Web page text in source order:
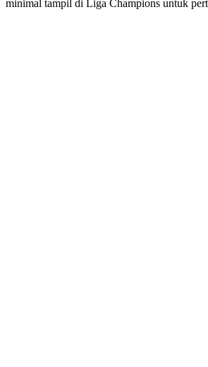
minimal tampil di Liga Champions untuk